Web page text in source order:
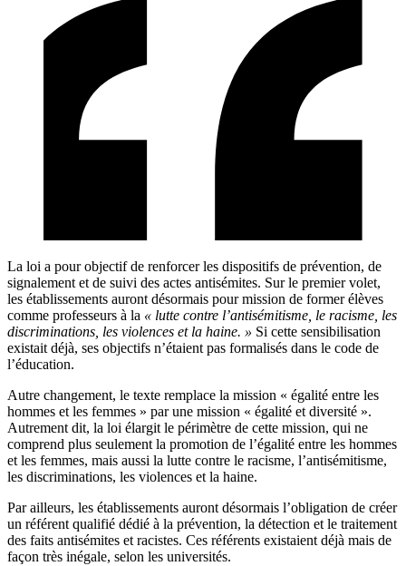
La loi a pour objectif de renforcer les dispositifs de prévention, de
signalement et de suivi des actes antisémites. Sur le premier volet,
les établissements auront désormais pour mission de former élèves
comme professeurs à la « lutte contre l’antisémitisme, le racisme, les
discriminations, les violences et la haine. » Si cette sensibilisation
existait déjà, ses objectifs n’étaient pas formalisés dans le code de
l’éducation.
Autre changement, le texte remplace la mission « égalité entre les
hommes et les femmes » par une mission « égalité et diversité ».
Autrement dit, la loi élargit le périmètre de cette mission, qui ne
comprend plus seulement la promotion de l’égalité entre les hommes
et les femmes, mais aussi la lutte contre le racisme, l’antisémitisme,
les discriminations, les violences et la haine.
Par ailleurs, les établissements auront désormais l’obligation de créer
un référent qualifié dédié à la prévention, la détection et le traitement
des faits antisémites et racistes. Ces référents existaient déjà mais de
façon très inégale, selon les universités.